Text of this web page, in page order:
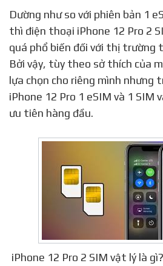
Dường như so với phiên bản 1 eSIM và 1 SIM vật lý
thì điện thoại iPhone 12 Pro 2
quá phổ biến đối với thị trường
Bởi vậy, tùy theo sở thích của
lựa chọn cho riêng mình nhưng
iPhone 12 Pro 1 eSIM và 1 SIM
ưu tiên hàng đầu.
iPhone 12 Pro 2 SIM vật lý là